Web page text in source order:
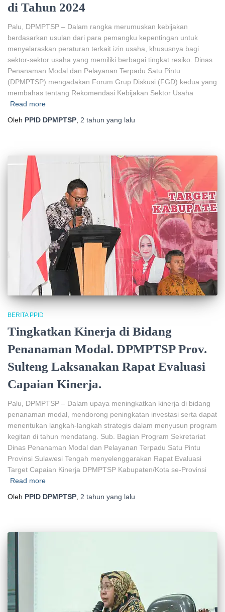
di Tahun 2024
Palu, DPMPTSP – Dalam rangka merumuskan kebijakan
berdasarkan usulan dari para pemangku kepentingan untuk
menyelaraskan peraturan terkait izin usaha, khususnya bagi
sektor-sektor usaha yang memiliki berbagai tingkat resiko. Dinas
Penanaman Modal dan Pelayanan Terpadu Satu Pintu
(DPMPTSP) mengadakan Forum Grup Diskusi (FGD) kedua yang
membahas tentang Rekomendasi Kebijakan Sektor Usaha
Read more
Oleh PPID DPMPTSP 2 tahun yang lalu
BERITA PPID
Tingkatkan Kinerja di Bidang
Penanaman Modal. DPMPTSP Prov.
Sulteng Laksanakan Rapat Evaluasi
Capaian Kinerja.
Palu, DPMPTSP – Dalam upaya meningkatkan kinerja di bidang
penanaman modal, mendorong peningkatan investasi serta dapat
menentukan langkah-langkah strategis dalam menyusun program
kegitan di tahun mendatang. Sub. Bagian Program Sekretariat
Dinas Penanaman Modal dan Pelayanan Terpadu Satu Pintu
Provinsi Sulawesi Tengah menyelenggarakan Rapat Evaluasi
Target Capaian Kinerja DPMPTSP Kabupaten/Kota se-Provinsi
Read more
Oleh PPID DPMPTSP 2 tahun yang lalu